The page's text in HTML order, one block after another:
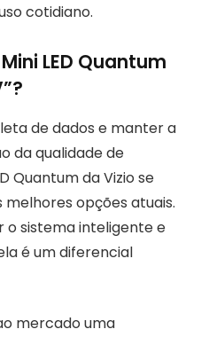
cotidiano.
LED Quantum
de dados e manter a
da qualidade de
Quantum da Vizio se
opções atuais.
o sistema inteligente e
é um diferencial
mercado uma